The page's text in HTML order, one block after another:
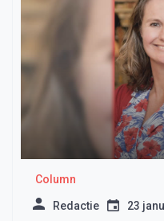
Column
Redactie 23